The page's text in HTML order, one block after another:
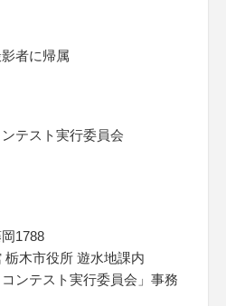
者に帰属
テスト実行委員会
1788
木市役所 遊水地課内
コンテスト実行委員会」事務